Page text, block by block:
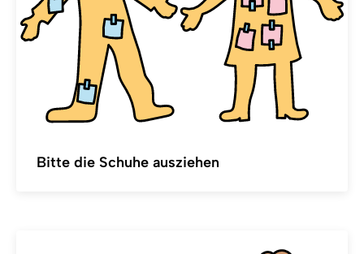
Bitte die Schuhe ausziehen